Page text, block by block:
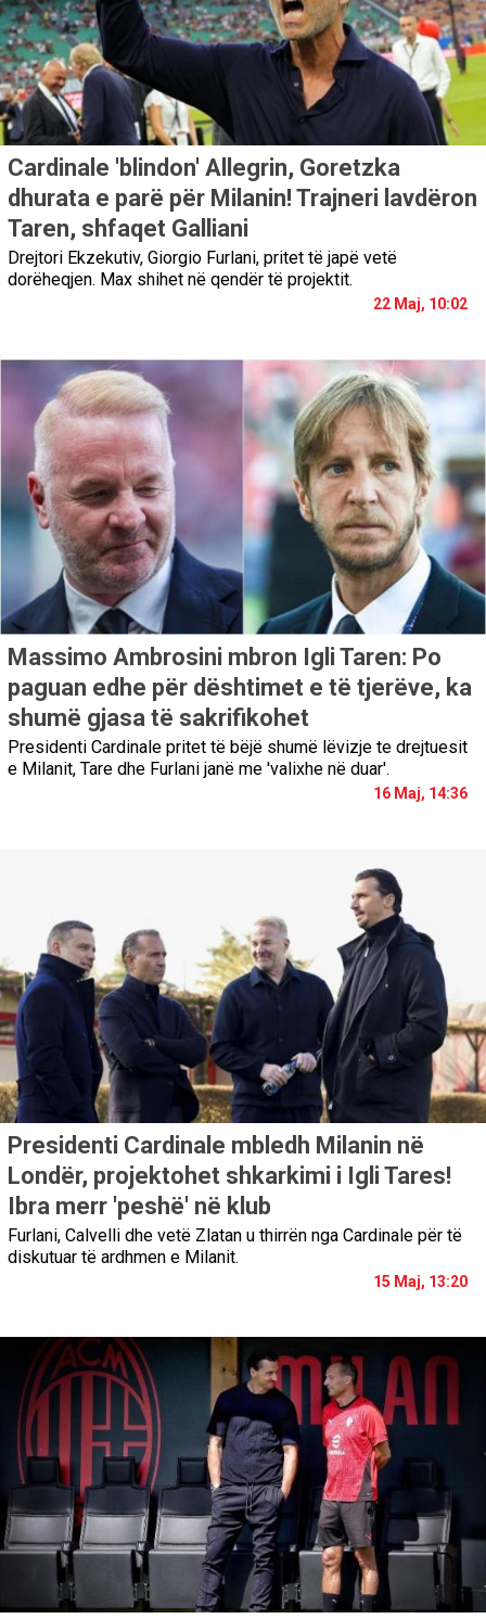
Cardinale 'blindon' Allegrin, Goretzka
dhurata e parë për Milanin! Trajneri lavdëron
Taren, shfaqet Galliani
Drejtori Ekzekutiv, Giorgio Furlani, pritet të japë vetë
dorëheqjen. Max shihet në qendër të projektit.
22 Maj, 10:02
Massimo Ambrosini mbron Igli Taren: Po
paguan edhe për dështimet e të tjerëve, ka
shumë gjasa të sakrifikohet
Presidenti Cardinale pritet të bëjë shumë lëvizje te drejtuesit
e Milanit, Tare dhe Furlani janë me 'valixhe në duar'.
16 Maj, 14:36
Presidenti Cardinale mbledh Milanin në
Londër, projektohet shkarkimi i Igli Tares!
Ibra merr 'peshë' në klub
Furlani, Calvelli dhe vetë Zlatan u thirrën nga Cardinale për të
diskutuar të ardhmen e Milanit.
15 Maj, 13:20